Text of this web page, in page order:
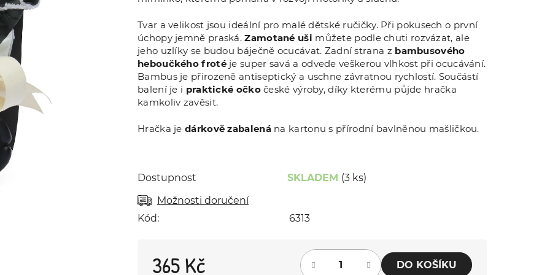
Tvar a velikost jsou ideální pro malé dětské ručičky. Při pokusech o první
úchopy jemně praská.Zamotané uši můžete podle chuti rozvázat, ale
jeho uzlíky se budou báječně ocucávat. Zadní strana z bambusového
heboučkého frotéje super savá a odvede veškerou vlhkost při ocucávání.
Bambus je přirozeně antiseptický a uschne závratnou rychlostí. Součástí
balení je i praktické očkočeské výroby, díky kterému půjde hračka
kamkoliv zavěsit.
Hračka je dárkově zabalenána kartonu s přírodní bavlněnou mašličkou.
Dostupnost SKLADEM (3 ks)
Možnosti doručení
Kód:
6313
365 Kč DO KOŠÍKU